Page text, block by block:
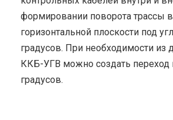
формировании поворота трассы
горизонтальной плоскости под
градусов. При необходимости из
ККБ-УГВ можно создать переход
градусов.